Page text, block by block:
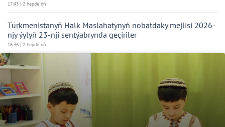
17:43 | 2 hepde öň
Türkmenistanyň Halk Maslahatynyň nobatdaky mejlisi 2026-
njy ýylyň 23-nji sentýabrynda geçiriler
16:36 | 2 hepde öň